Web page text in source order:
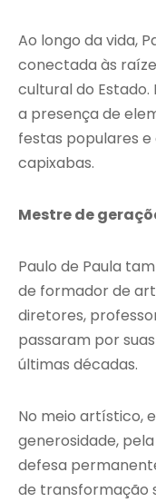
Ao longo da vida,
conectada às
cultural do Estado.
a presença de
festas populares
capixabas.
Mestre de
Paulo de Paula
de formador de
diretores,
passaram por
últimas décadas.
No meio artístico,
generosidade,
defesa
de transformação